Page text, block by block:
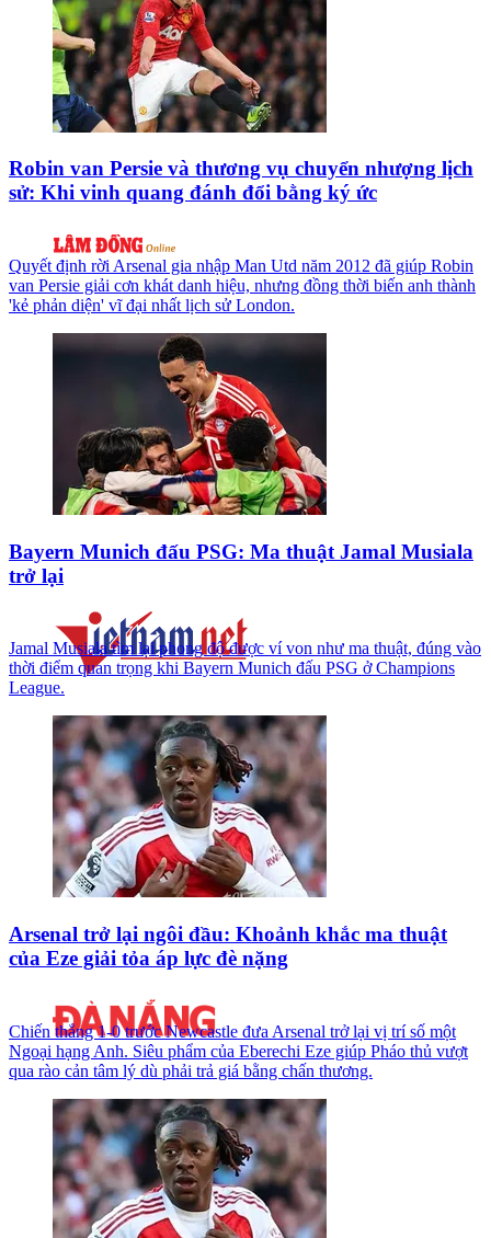
Robin van Persie và thương vụ chuyển nhượng lịch
sử: Khi vinh quang đánh đổi bằng ký ức
Quyết định rời Arsenal gia nhập Man Utd năm 2012 đã giúp Robin
van Persie giải cơn khát danh hiệu, nhưng đồng thời biến anh thành
'kẻ phản diện' vĩ đại nhất lịch sử London.
Bayern Munich đấu PSG: Ma thuật Jamal Musiala
trở lại
Jamal Musiala tìm lại phong độ được ví von như ma thuật, đúng vào
thời điểm quan trọng khi Bayern Munich đấu PSG ở Champions
League.
Arsenal trở lại ngôi đầu: Khoảnh khắc ma thuật
của Eze giải tỏa áp lực đè nặng
Chiến thắng 1-0 trước Newcastle đưa Arsenal trở lại vị trí số một
Ngoại hạng Anh. Siêu phẩm của Eberechi Eze giúp Pháo thủ vượt
qua rào cản tâm lý dù phải trả giá bằng chấn thương.